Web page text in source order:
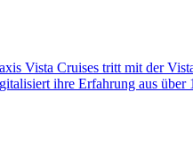
Vista Cruises tritt mit der
ihre Erfahrung aus über